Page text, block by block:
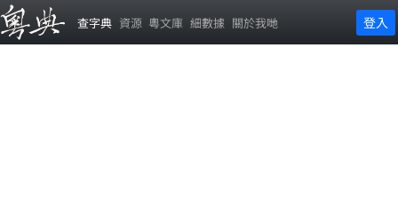
查字典 資源 粵文庫 細數據 關於我哋 登入